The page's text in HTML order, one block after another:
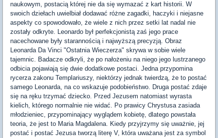
naukowym, postacią której nie da się wymazać z kart historii. W
swoich dziełach uwielbiał dodawać różne zagadki, haczyki i niejasne
aspekty co spowodowało, że wiele z nich przez setki lat nadal nie
zostały odkryte. Leonardo był perfekcjonistą zaś jego prace
nacechowane były starannością i najwyższą precyzją. Obraz
Leonarda Da Vinci "Ostatnia Wieczerza" skrywa w sobie wiele
tajemnic. Badacze odkryli, że po nałożeniu na niego jego lustrzanego
odbicia pojawiają się dwie dodatkowe postaci. Jedna przypomina
rycerza zakonu Templariuszy, niektórzy jednak twierdzą, że to postać
samego Leonarda, na co wskazuje podobieństwo. Druga postać zdaje
się na ręku trzymać dziecko. Przed Jezusem natomiast wyrasta
kielich, którego normalnie nie widać. Po prawicy Chrystusa zasiada
młodzieniec, przypominający wyglądem kobietę, dlatego powstała
teoria, że jest to Maria Magdalena. Kiedy przyjrzymy się uważnie, jej
postać i postać Jezusa tworzą literę V, która uważana jest za symbol